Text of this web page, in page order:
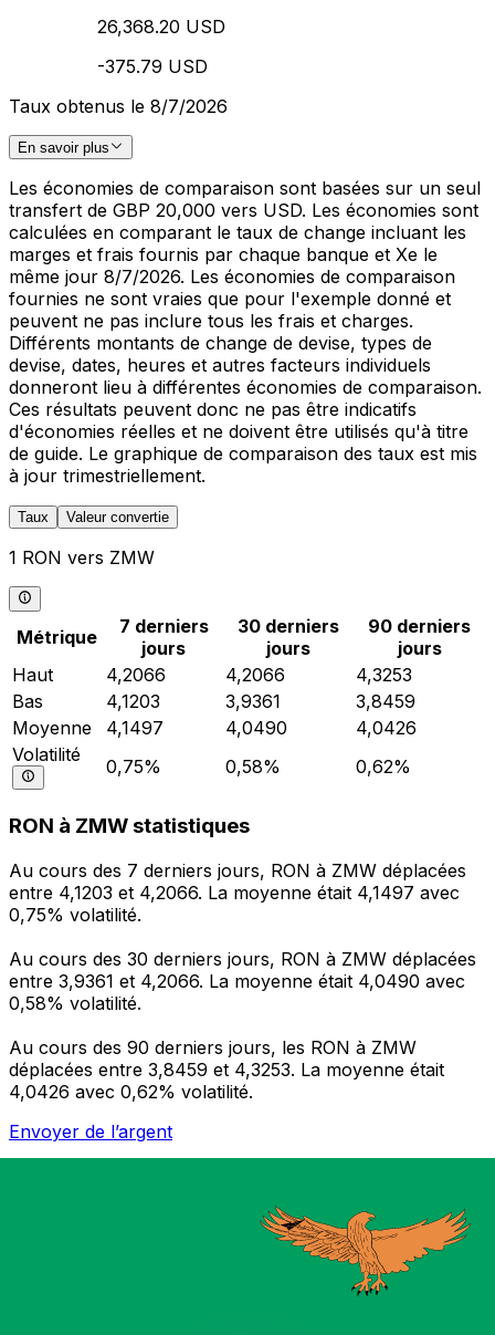
26,368.20 USD
-375.79 USD
Taux obtenus le 8/7/2026
En savoir plus
Les économies de comparaison sont basées sur un seul
transfert de GBP 20,000 vers USD. Les économies sont
calculées en comparant le taux de change incluant les
marges et frais fournis par chaque banque et Xe le
même jour 8/7/2026. Les économies de comparaison
fournies ne sont vraies que pour l'exemple donné et
peuvent ne pas inclure tous les frais et charges.
Différents montants de change de devise, types de
devise, dates, heures et autres facteurs individuels
donneront lieu à différentes économies de comparaison.
Ces résultats peuvent donc ne pas être indicatifs
d'économies réelles et ne doivent être utilisés qu'à titre
de guide. Le graphique de comparaison des taux est mis
à jour trimestriellement.
Taux Valeur convertie
1 RON vers ZMW
Métrique
7 derniers
jours
30 derniers
jours
90 derniers
jours
Haut
4,2066 4,2066
4,3253
Bas
4,1203 3,9361
3,8459
Moyenne
4,1497 4,0490
4,0426
Volatilité
0,75% 0,58% 0,62%
RON à ZMW statistiques
Au cours des 7 derniers jours, RON à ZMW déplacées
entre 4,1203 et 4,2066. La moyenne était 4,1497 avec
0,75% volatilité.
Au cours des 30 derniers jours, RON à ZMW déplacées
entre 3,9361 et 4,2066. La moyenne était 4,0490 avec
0,58% volatilité.
Au cours des 90 derniers jours, les RON à ZMW
déplacées entre 3,8459 et 4,3253. La moyenne était
4,0426 avec 0,62% volatilité.
Envoyer de l’argent
L'application Xe réunit toutes les fonctionnalités
nécessaires pour vos transferts d'argent internationaux
et la gestion de vos devises. Convertissez des devises,